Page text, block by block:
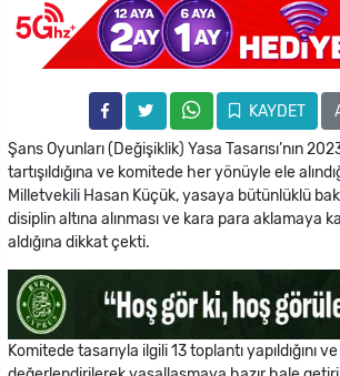
KAYDET
Şans Oyunları (Değişiklik) Yasa Tasarısı’nın
tartışıldığına ve komitede her yönüyle ele
Milletvekili Hasan Küçük, yasaya bütünlüklü
disiplin altına alınması ve kara para aklamaya
aldığına dikkat çekti.
Komitede tasarıyla ilgili 13 toplantı yapıldığını